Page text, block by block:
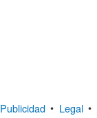
Publicidad • Legal •